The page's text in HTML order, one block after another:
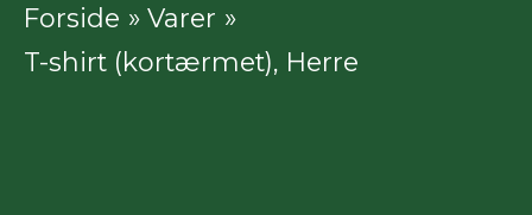
Forside
Varer
T-shirt (kortærmet), Herre